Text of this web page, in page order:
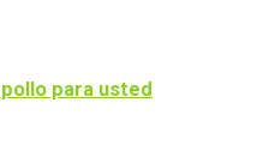
para usted